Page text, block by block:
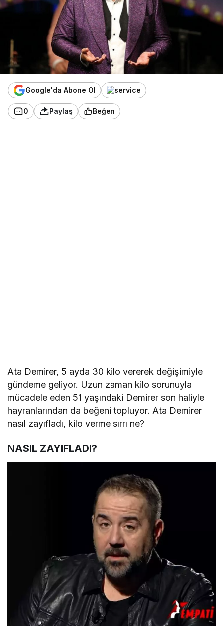
Google'da Abone Ol
0 Paylaş Beğen
Ata Demirer, 5 ayda 30 kilo vererek değişimiyle
gündeme geliyor. Uzun zaman kilo sorunuyla
mücadele eden 51 yaşındaki Demirer son haliyle
hayranlarından da beğeni topluyor. Ata Demirer
nasıl zayıfladı, kilo verme sırrı ne?
NASIL ZAYIFLADI?